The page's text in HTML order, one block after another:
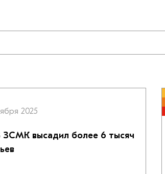
2025
ЗСМК высадил более 6 тысяч